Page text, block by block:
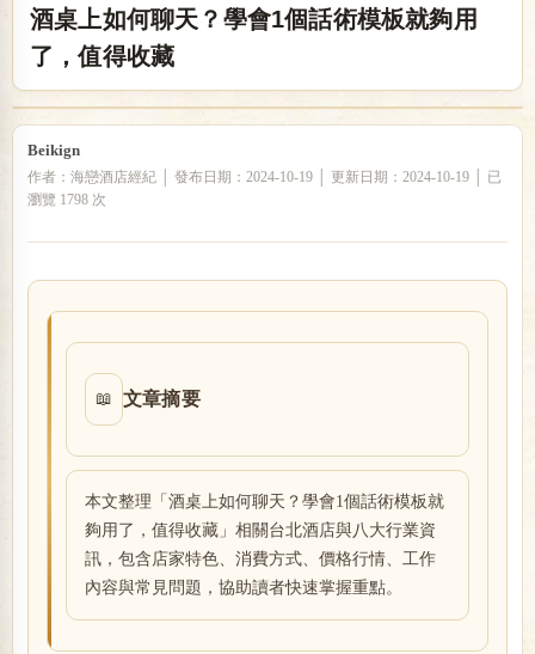
» ›
酒桌上如何聊天？學會1個話術模板就夠用
了，值得收藏
Beikign
作者：海戀酒店經紀 │ 發布日期：2024-10-19 │ 更新日期：2024-10-19 │ 已
瀏覽 1798 次
📖 文章摘要
本文整理「酒桌上如何聊天？學會1個話術模板就
夠用了，值得收藏」相關台北酒店與八大行業資
訊，包含店家特色、消費方式、價格行情、工作
內容與常見問題，協助讀者快速掌握重點。